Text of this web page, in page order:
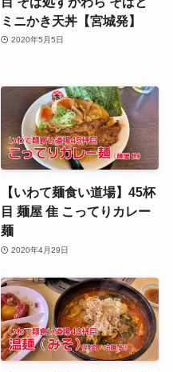
ミニかき天丼【宮城発】
2020年5月5日
【いわて麺食い道場】45杯
目 麺屋 隹 こってりカレー
麺
2020年4月29日